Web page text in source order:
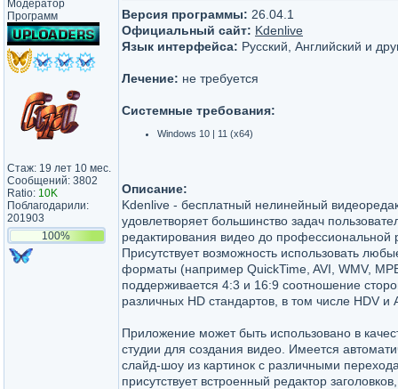
Модератор
Программ
Стаж: 19 лет 10 мес.
Сообщений: 3802
Ratio: 10K
Поблагодарили:
201903
100%
Версия программы: 26.04.1
Официальный сайт: Kdenlive
Язык интерфейса: Русский, Английский и
Лечение: не требуется
Системные требования:
Windows 10 | 11 (х64)
Описание:
Kdenlive - бесплатный нелинейный
удовлетворяет большинство задач
редактирования видео до профессиональной
Присутствует возможность использовать
форматы (например QuickTime, AVI, WMV,
поддерживается 4:3 и 16:9 соотношение
различных HD стандартов, в том числе HDV и
Приложение может быть использовано в
студии для создания видео. Имеется
слайд-шоу из картинок с различными
присутствует встроенный редактор